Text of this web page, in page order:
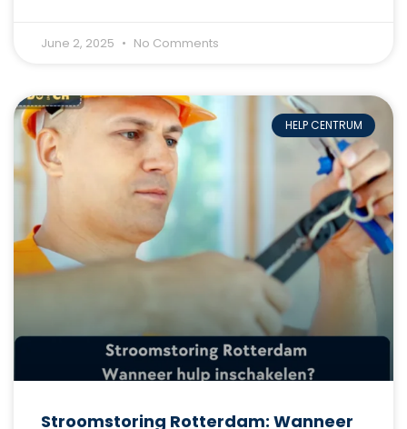
June 2, 2025 No Comments
HELP CENTRUM
Stroomstoring Rotterdam: Wanneer